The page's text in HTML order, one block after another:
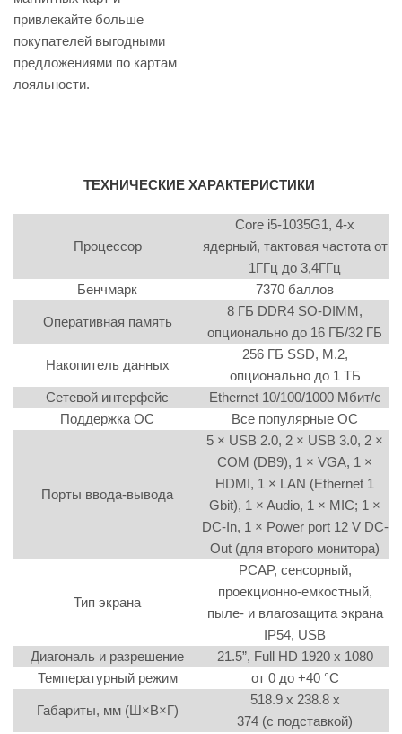
привлекайте больше
покупателей выгодными
предложениями по картам
лояльности.
ТЕХНИЧЕСКИЕ ХАРАКТЕРИСТИКИ
Процессор
Core i5-1035G1, 4-х
ядерный, тактовая частота от
1ГГц до 3,4ГГц
Бенчмарк
7370 баллов
Оперативная память
8 ГБ DDR4 SO-DIMM,
опционально до 16 ГБ/32 ГБ
Накопитель данных
256 ГБ SSD, M.2,
опционально до 1 ТБ
Сетевой интерфейс
Ethernet 10/100/1000 Мбит/с
Поддержка ОС
Все популярные ОС
Порты ввода-вывода
5 × USB 2.0, 2 × USB 3.0, 2 ×
COM (DB9), 1 × VGA, 1 ×
HDMI, 1 × LAN (Ethernet 1
Gbit), 1 × Audio, 1 × MIC; 1 ×
DC-In, 1 × Power port 12 V DC-
Out (для второго монитора)
Тип экрана
PCAP, сенсорный,
проекционно-емкостный,
пыле- и влагозащита экрана
IP54, USB
Диагональ и разрешение
21.5”, Full HD 1920 x 1080
Температурный режим
от 0 до +40 °C
Габариты, мм (Ш×В×Г)
518.9 х 238.8 х
374 (с подставкой)